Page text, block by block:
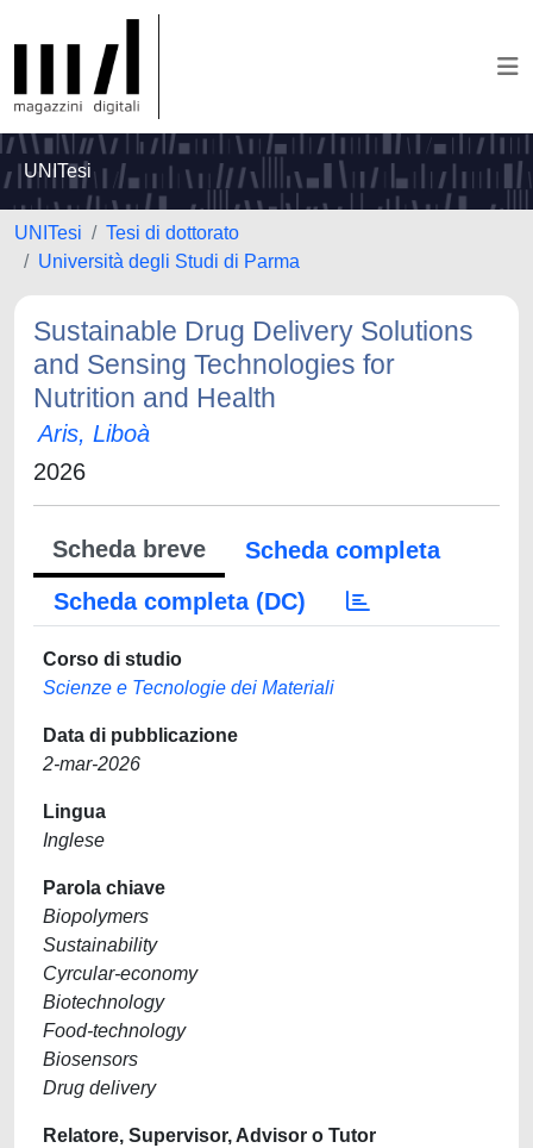
UNITesi
UNITesi
Tesi di dottorato
Università degli Studi di Parma
Sustainable Drug Delivery Solutions
and Sensing Technologies for
Nutrition and Health
Aris, Liboà
2026
Scheda breve
Scheda completa
Scheda completa (DC)
Corso di studio
Scienze e Tecnologie dei Materiali
Data di pubblicazione
2-mar-2026
Lingua
Inglese
Parola chiave
Biopolymers
Sustainability
Cyrcular-economy
Biotechnology
Food-technology
Biosensors
Drug delivery
Relatore, Supervisor, Advisor o Tutor